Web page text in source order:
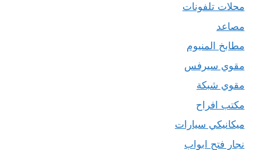
محلات تلفونات
مصاعد
مطابخ المنيوم
مقوي سيرفس
مقوي شبكة
مكتب افراح
ميكانيكي سيارات
نجار فتح ابواب